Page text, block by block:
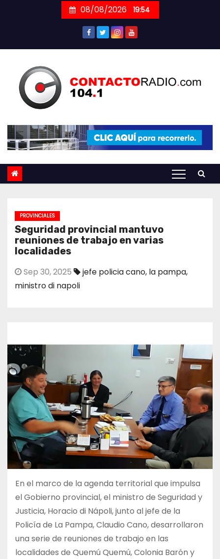
08/08/2026 19:54
PROVINCIALES
Seguridad provincial mantuvo
reuniones de trabajo en varias
localidades
Sep 30, 2025 jefe policia cano, la pampa,
ministro di napoli
En el marco de la agenda territorial que impulsa
el Gobierno provincial, el ministro de Seguridad y
Justicia, Horacio di Nápoli, junto al jefe de la
Policía de La Pampa, Claudio Cano, desarrollaron
una serie de reuniones de trabajo en las
localidades de Quemú Quemú, Colonia Barón y